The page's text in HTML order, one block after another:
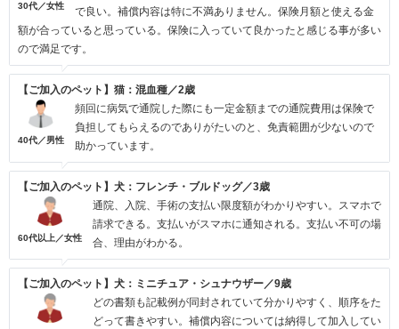
30代／女性
で良い。補償内容は特に不満ありません。保険月額と使える金
額が合っていると思っている。保険に入っていて良かったと感じる事が多い
ので満足です。
【ご加入のペット】猫：混血種／2歳
40代／男性
頻回に病気で通院した際にも一定金額までの通院費用は保険で
負担してもらえるのでありがたいのと、免責範囲が少ないので
助かっています。
【ご加入のペット】犬：フレンチ・ブルドッグ／3歳
60代以上／女性
通院、入院、手術の支払い限度額がわかりやすい。スマホで
請求できる。支払いがスマホに通知される。支払い不可の場
合、理由がわかる。
【ご加入のペット】犬：ミニチュア・シュナウザー／9歳
どの書類も記載例が同封されていて分かりやすく、順序をた
どって書きやすい。補償内容については納得して加入してい